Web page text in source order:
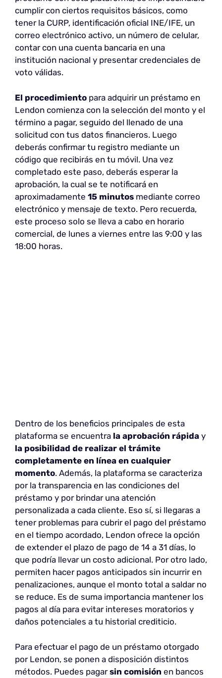
cumplir con ciertos requisitos básicos, como
tener la CURP, identificación oficial INE/IFE, un
correo electrónico activo, un número de celular,
contar con una cuenta bancaria en una
institución nacional y presentar credenciales de
voto válidas.
El procedimiento para adquirir un préstamo en
Lendon comienza con la selección del monto y el
término a pagar, seguido del llenado de una
solicitud con tus datos financieros. Luego
deberás confirmar tu registro mediante un
código que recibirás en tu móvil. Una vez
completado este paso, deberás esperar la
aprobación, la cual se te notificará en
aproximadamente 15 minutos mediante correo
electrónico y mensaje de texto. Pero recuerda,
este proceso solo se lleva a cabo en horario
comercial, de lunes a viernes entre las 9:00 y las
18:00 horas.
Dentro de los beneficios principales de esta
plataforma se encuentra la aprobación rápida y
la posibilidad de realizar el trámite
completamente en línea en cualquier
momento. Además, la plataforma se caracteriza
por la transparencia en las condiciones del
préstamo y por brindar una atención
personalizada a cada cliente. Eso sí, si llegaras a
tener problemas para cubrir el pago del préstamo
en el tiempo acordado, Lendon ofrece la opción
de extender el plazo de pago de 14 a 31 días, lo
que podría llevar un costo adicional. Por otro lado,
permiten hacer pagos anticipados sin incurrir en
penalizaciones, aunque el monto total a saldar no
se reduce. Es de suma importancia mantener los
pagos al día para evitar intereses moratorios y
daños potenciales a tu historial crediticio.
Para efectuar el pago de un préstamo otorgado
por Lendon, se ponen a disposición distintos
métodos. Puedes pagarsin comisión en bancos